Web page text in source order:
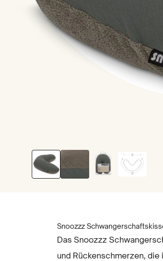
Snoozzz
Das Snoozzz
und Rückenschmerzen,